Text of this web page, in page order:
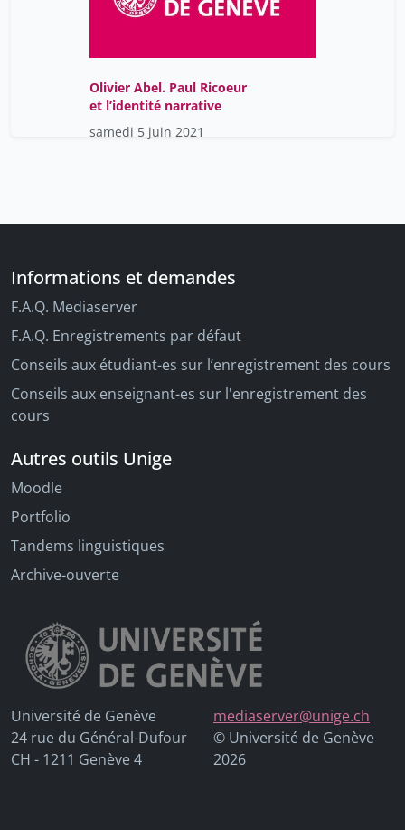
Olivier Abel. Paul Ricoeur
et l’identité narrative
samedi 5 juin 2021
Informations et demandes
F.A.Q. Mediaserver
F.A.Q. Enregistrements par défaut
Conseils aux étudiant-es sur l’enregistrement des cours
Conseils aux enseignant-es sur l'enregistrement des
cours
Autres outils Unige
Moodle
Portfolio
Tandems linguistiques
Archive-ouverte
Université de Genève
24 rue du Général-Dufour
CH - 1211 Genève 4
mediaserver@unige.ch
© Université de Genève
2026